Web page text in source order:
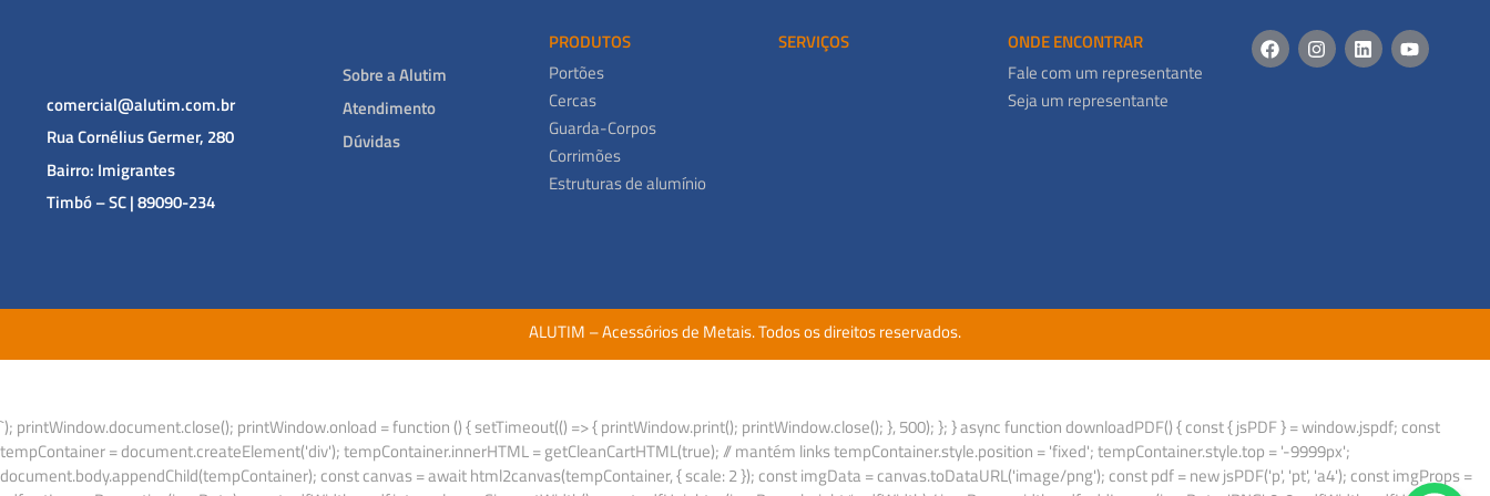
comercial@alutim.com.br
Rua Cornélius Germer, 280
Bairro: Imigrantes
Timbó – SC | 89090-234
Sobre a Alutim
Atendimento
Dúvidas
PRODUTOS
Portões
Cercas
Guarda-Corpos
Corrimões
Estruturas de alumínio
SERVIÇOS
ONDE ENCONTRAR
Fale com um representante
Seja um representante
ALUTIM – Acessórios de Metais. Todos os direitos reservados.
`); printWindow.document.close(); printWindow.onload = function () { setTimeout(() => { printWindow.print(); printWindow.close(); }, 500); }; } async function downloadPDF() { const { jsPDF } = window.jspdf; const
tempContainer = document.createElement('div'); tempContainer.innerHTML = getCleanCartHTML(true); // mantém links tempContainer.style.position = 'fixed'; tempContainer.style.top = '-9999px';
document.body.appendChild(tempContainer); const canvas = await html2canvas(tempContainer, { scale: 2 }); const imgData = canvas.toDataURL('image/png'); const pdf = new jsPDF('p', 'pt', 'a4'); const imgProps =